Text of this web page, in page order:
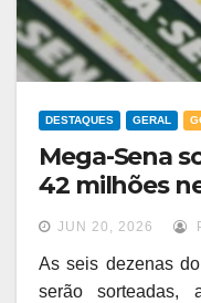
DESTAQUES GERAL
Mega-Sena
42 milhões
JUN 20, 2026
As seis dezenas
serão